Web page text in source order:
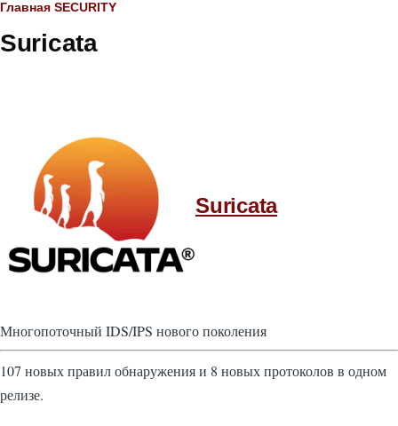
Строка
навигации
Главная SECURITY
Suricata
Suricata
Многопоточный IDS/IPS нового поколения
107 новых правил обнаружения и 8 новых протоколов в одном
релизе.